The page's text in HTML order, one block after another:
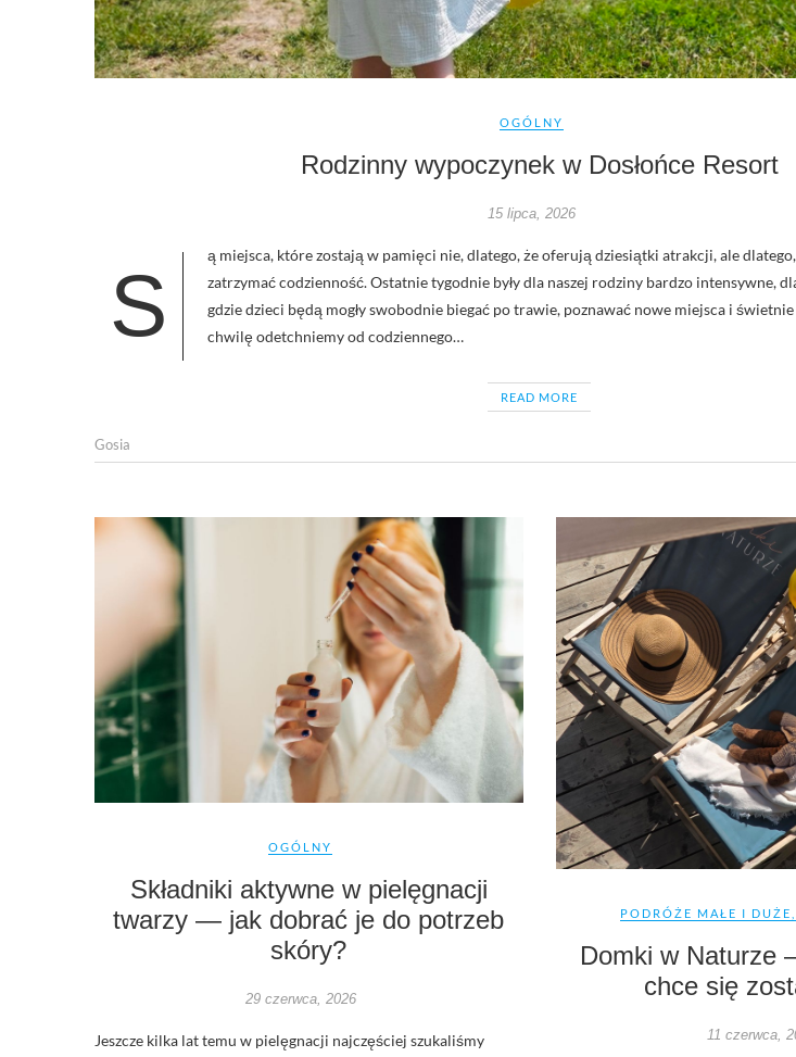
OGÓLNY
Rodzinny wypoczynek w Dosłońce Resort
15 lipca, 2026
S
ą miejsca, które zostają w pamięci nie, dlatego, że oferują dziesiątki atrakcji, ale
zatrzymać codzienność. Ostatnie tygodnie były dla naszej rodziny bardzo intensywne,
gdzie dzieci będą mogły swobodnie biegać po trawie, poznawać nowe miejsca i
chwilę odetchniemy od codziennego…
READ MORE
Gosia
OGÓLNY
Składniki aktywne w pielęgnacji
twarzy — jak dobrać je do potrzeb
skóry?
29 czerwca, 2026
Jeszcze kilka lat temu w pielęgnacji najczęściej szukaliśmy
PODRÓŻE MAŁE I DUŻE
Domki w Naturze
chce się
11 czerwca,